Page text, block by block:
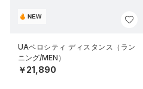
NEW
UAベロシティ ディスタンス（ラン
ニング/MEN）
￥21,890